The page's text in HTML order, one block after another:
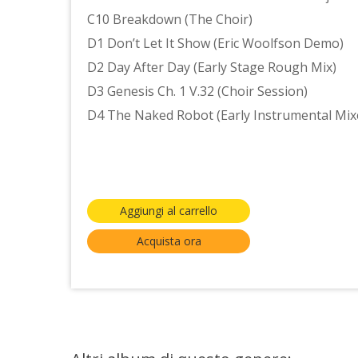
C10 Breakdown (The Choir)
D1 Don’t Let It Show (Eric Woolfson Demo)
D2 Day After Day (Early Stage Rough Mix)
D3 Genesis Ch. 1 V.32 (Choir Session)
D4 The Naked Robot (Early Instrumental
Aggiungi al carrello
Acquista ora